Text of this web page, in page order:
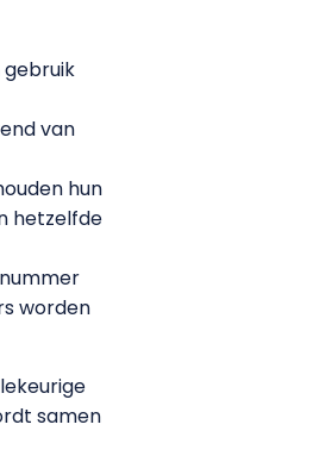
van
hun
hetzelfde
worden
samen